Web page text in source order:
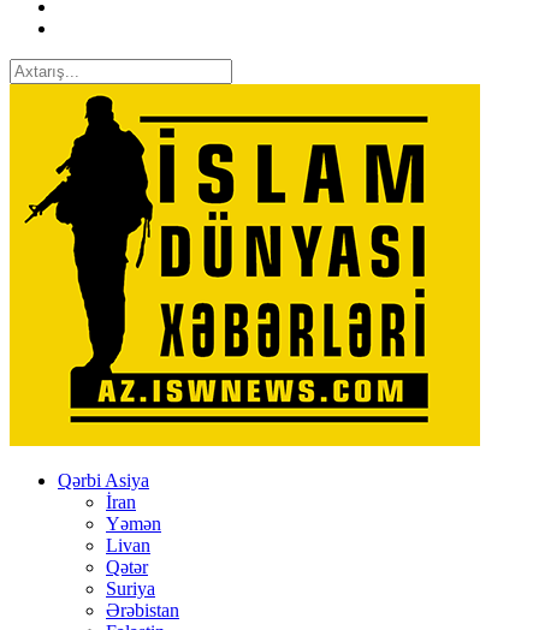
Qərbi Asiya
İran
Yəmən
Livan
Qətər
Suriya
Ərəbistan